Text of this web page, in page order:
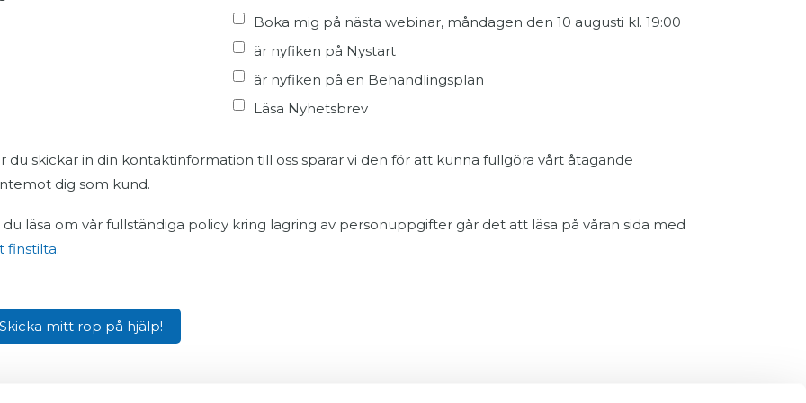
Boka mig på nästa webinar, måndagen den 10 augusti kl. 19:00
är nyfiken på Nystart
är nyfiken på en Behandlingsplan
Läsa Nyhetsbrev
du skickar in din kontaktinformation till oss sparar vi den för att kunna fullgöra vårt åtagande
dig som kund.
du läsa om vår fullständiga policy kring lagring av personuppgifter går det att läsa på våran sida med
finstilta.